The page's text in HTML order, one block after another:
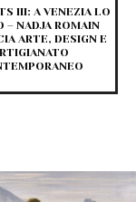
III: A VENEZIA LO
– NADJA ROMAIN
ARTE, DESIGN E